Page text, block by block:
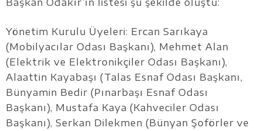
Yönetim Kurulu Üyeleri: Ercan Sarıkaya
(Mobilyacılar Odası Başkanı), Mehmet Alan
(Elektrik ve Elektronikçiler Odası Başkanı),
Alaattin Kayabaşı (Talas Esnaf Odası Başkanı,
Bünyamin Bedir (Pınarbaşı Esnaf Odası
Başkanı), Mustafa Kaya (Kahveciler Odası
Başkanı), Serkan Dilekmen (Bünyan Şoförler ve